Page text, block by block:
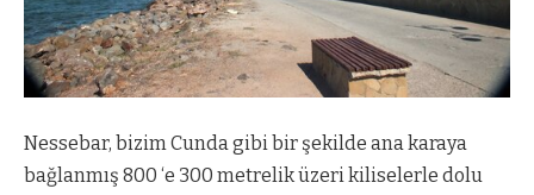
Nessebar, bizim Cunda gibi bir şekilde ana karaya
bağlanmış 800 ‘e 300 metrelik üzeri kiliselerle dolu